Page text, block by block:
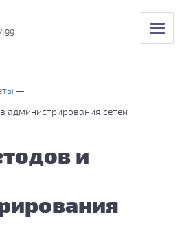
администрирования сетей
и